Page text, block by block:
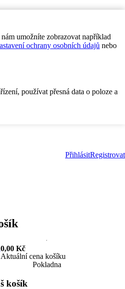
umožníte zobrazovat například
ochrany osobních údajů nebo
používat přesná data o poloze a
PřihlásitRegistrovat
0,00 KčAktuální cena košíku
0,00 Kč
Aktuální cena košíku
Pokladna
košík